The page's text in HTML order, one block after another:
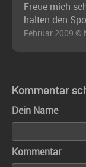
Freue mich
halten den
Februar 2009 ©
Kommentar
Dein Name
Kommentar